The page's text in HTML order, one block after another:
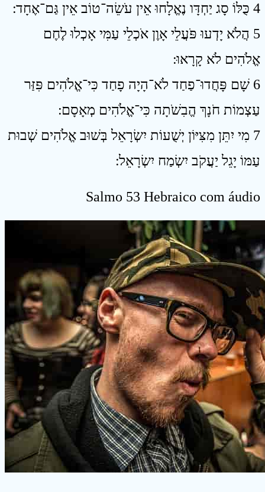
4 כֻּלּוֹ סָג יַחְדָּו נֶאֱלָחוּ אֵין עֹשֵׂה־טוֹב אֵין גַּם־אֶחָד ׃
5 הֲלֹא יָדְעוּ פֹּעֲלֵי אָוֶן אֹכְלֵי עַמִּי אָכְלוּ לֶחֶם
אֱלֹהִים לֹא קָרָאוּ ׃
6 שָׁם פָּחֲדוּ־פַחַד לֹא־הָיָה פָחַד כִּי־אֱלֹהִים פִּזַּר
עַצְמוֹת חֹנָךְ הֱבִשֹׁתָה כִּי־אֱלֹהִים מְאָסָם ׃
7 מִי יִתֵּן מִצִּיּוֹן יְשֻׁעוֹת יִשְׂרָאֵל בְּשׁוּב אֱלֹהִים שְׁבוּת
עַמּוֹ יָגֵל יַעֲקֹב יִשְׂמַח יִשְׂרָאֵל ׃
Salmo 53 Hebraico com áudio